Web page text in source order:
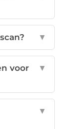
▼
voor
▼
▼